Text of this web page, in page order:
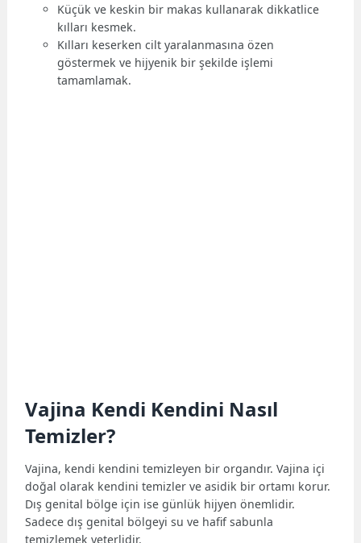
Küçük ve keskin bir makas kullanarak dikkatlice
kılları kesmek.
Kılları keserken cilt yaralanmasına özen
göstermek ve hijyenik bir şekilde işlemi
tamamlamak.
Vajina Kendi Kendini Nasıl
Temizler?
Vajina, kendi kendini temizleyen bir organdır. Vajina içi
doğal olarak kendini temizler ve asidik bir ortamı korur.
Dış genital bölge için ise günlük hijyen önemlidir.
Sadece dış genital bölgeyi su ve hafif sabunla
temizlemek yeterlidir.